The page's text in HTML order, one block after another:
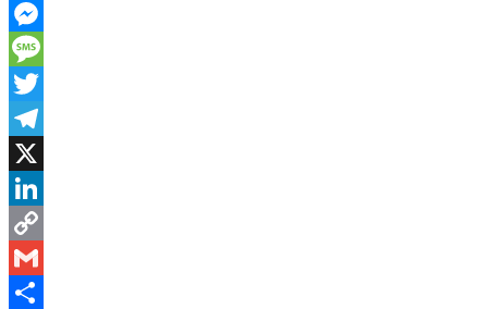
WhatsApp
Messenger
Message
Twitter
Telegram
X
LinkedIn
Copy
Link
Gmail